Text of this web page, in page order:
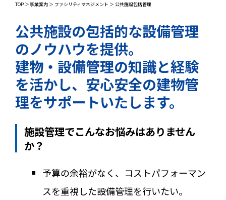
TOP 事業案内 ファシリティマネジメント 公共施設包括管理
公共施設の包括的な設備管理
のノウハウを提供。
建物・設備管理の知識と経験
を活かし、安心安全の建物管
理をサポートいたします。
施設管理でこんなお悩みはありません
か？
予算の余裕がなく、コストパフォーマン
スを重視した設備管理を行いたい。